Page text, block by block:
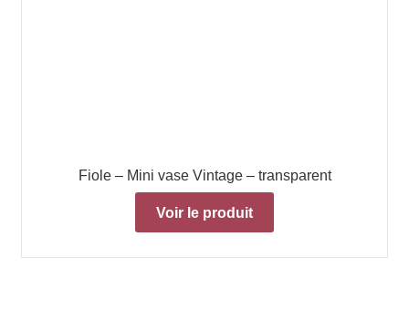
Fiole – Mini vase Vintage – transparent
Voir le produit